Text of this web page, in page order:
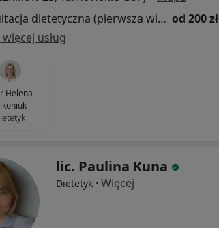
Konsultacja dietetyczna (pierwsza wizyta) od 200 zł
usług
Helena
lic. Paulina Kuna
Dietetyk · Więcej